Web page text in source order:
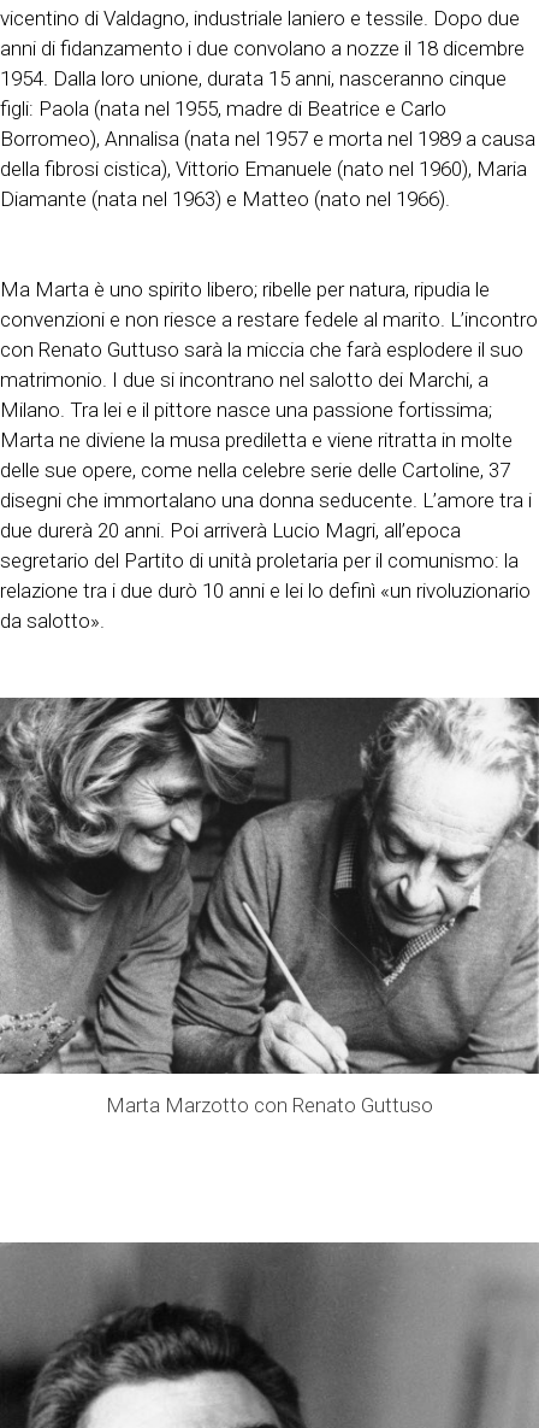
vicentino di Valdagno, industriale laniero e tessile. Dopo due
anni di fidanzamento i due convolano a nozze il 18 dicembre
1954. Dalla loro unione, durata 15 anni, nasceranno cinque
figli: Paola (nata nel 1955, madre di Beatrice e Carlo
Borromeo), Annalisa (nata nel 1957 e morta nel 1989 a causa
della fibrosi cistica), Vittorio Emanuele (nato nel 1960), Maria
Diamante (nata nel 1963) e Matteo (nato nel 1966).
Ma Marta è uno spirito libero; ribelle per natura, ripudia le
convenzioni e non riesce a restare fedele al marito. L’incontro
con Renato Guttuso sarà la miccia che farà esplodere il suo
matrimonio. I due si incontrano nel salotto dei Marchi, a
Milano. Tra lei e il pittore nasce una passione fortissima;
Marta ne diviene la musa prediletta e viene ritratta in molte
delle sue opere, come nella celebre serie delle Cartoline, 37
disegni che immortalano una donna seducente. L’amore tra i
due durerà 20 anni. Poi arriverà Lucio Magri, all’epoca
segretario del Partito di unità proletaria per il comunismo: la
relazione tra i due durò 10 anni e lei lo definì «un rivoluzionario
da salotto».
Marta Marzotto con Renato Guttuso